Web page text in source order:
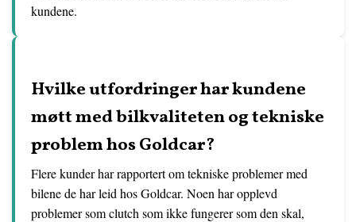
kundene.
Hvilke utfordringer har kundene
møtt med bilkvaliteten og tekniske
problem hos Goldcar?
Flere kunder har rapportert om tekniske problemer med
bilene de har leid hos Goldcar. Noen har opplevd
problemer som clutch som ikke fungerer som den skal,